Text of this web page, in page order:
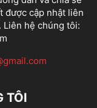
được cập nhật liên
Liên hệ chúng tôi:
TÔI